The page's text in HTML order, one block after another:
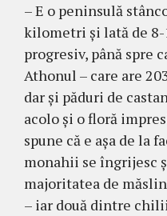
– E o peninsulă
kilometri şi lată de
pro­gresiv, până spre
Atho­nul – care are
dar şi păduri de
acolo şi o floră
spune că e aşa de la
monahii se îngrijesc
majoritatea de
– iar două dintre